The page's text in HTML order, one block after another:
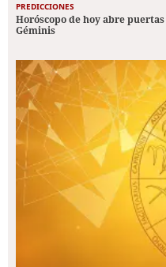
PREDICCIONES
Horóscopo de hoy abre
Géminis